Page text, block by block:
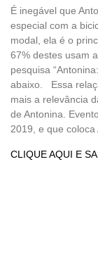
É inegável que
especial com a
modal, ela é o
67% destes usam
pesquisa
abaixo. Essa
mais a relevância
de Antonina.
2019, e que
CLIQUE AQUI E